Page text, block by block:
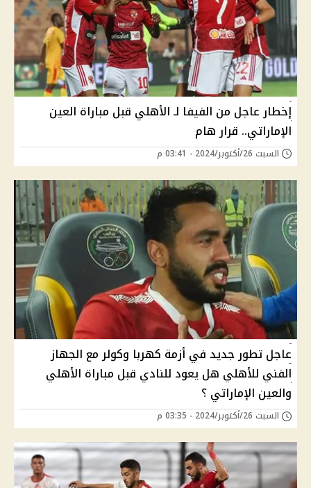
إخطار عاجل من الفيفا لـ الأهلي قبل مباراة العين
الإماراتي.. قرار هام
السبت 26/أكتوبر/2024 - 03:41 م
عاجل تطور جديد في أزمة كهربا وكولر مع الجهاز
الفني للأهلي هل يعود للنادي قبل مباراة الأهلي
والعين الإماراتي ؟
السبت 26/أكتوبر/2024 - 03:35 م